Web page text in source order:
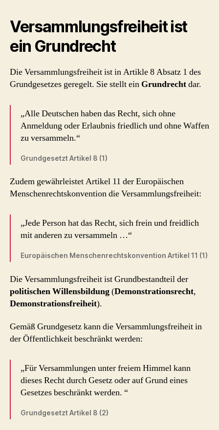
Versammlungsfreiheit ist
ein Grundrecht
Die Versammlungsfreiheit ist in Artikle 8 Absatz 1 des
Grundgesetzes geregelt. Sie stellt ein Grundrechtdar.
„Alle Deutschen haben das Recht, sich ohne
Anmeldung oder Erlaubnis friedlich und ohne Waffen
zu versammeln.“
Grundgesetzt Artikel 8 (1)
Zudem gewährleistet Artikel 11 der Europäischen
Menschenrechtskonvention die Versammlungsfreiheit:
„Jede Person hat das Recht, sich frein und freidlich
mit anderen zu versammeln …“
Europäischen Menschenrechtskonvention Artikel 11 (1)
Die Versammlungsfreiheit ist Grundbestandteil der
politischen Willensbildung(Demonstrationsrecht,
Demonstrationsfreiheit).
Gemäß Grundgesetz kann die Versammlungsfreiheit in
der Öffentlichkeit beschränkt werden:
„Für Versammlungen unter freiem Himmel kann
dieses Recht durch Gesetz oder auf Grund eines
Gesetzes beschränkt werden. “
Grundgesetzt Artikel 8 (2)